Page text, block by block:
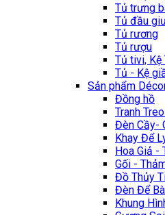
Tủ trưng
Tủ đầu
Tủ rương
Tủ rượu
Tủ tivi, Kệ
Tủ - Kệ
Sản phẩm
Đồng hồ
Tranh
Đèn Cầy-
Khay Để
Hoa Giả -
Gối -
Đồ Thủy
Đèn Để
Khung